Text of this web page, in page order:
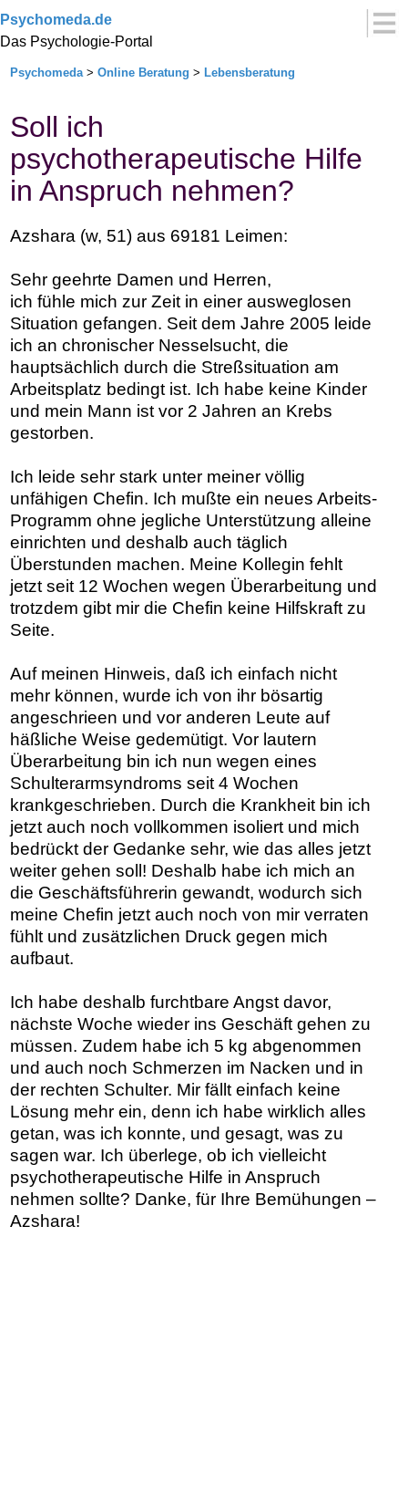
Psychomeda.de
Das Psychologie-Portal
Psychomeda>Online Beratung > Lebensberatung
Soll ich
psychotherapeutische Hilfe
in Anspruch nehmen?
Azshara (w, 51) aus 69181 Leimen:
Sehr geehrte Damen und Herren,
ich fühle mich zur Zeit in einer ausweglosen
Situation gefangen. Seit dem Jahre 2005 leide
ich an chronischer Nesselsucht, die
hauptsächlich durch die Streßsituation am
Arbeitsplatz bedingt ist. Ich habe keine Kinder
und mein Mann ist vor 2 Jahren an Krebs
gestorben.
Ich leide sehr stark unter meiner völlig
unfähigen Chefin. Ich mußte ein neues Arbeits-
Programm ohne jegliche Unterstützung alleine
einrichten und deshalb auch täglich
Überstunden machen. Meine Kollegin fehlt
jetzt seit 12 Wochen wegen Überarbeitung und
trotzdem gibt mir die Chefin keine Hilfskraft zu
Seite.
Auf meinen Hinweis, daß ich einfach nicht
mehr können, wurde ich von ihr bösartig
angeschrieen und vor anderen Leute auf
häßliche Weise gedemütigt. Vor lautern
Überarbeitung bin ich nun wegen eines
Schulterarmsyndroms seit 4 Wochen
krankgeschrieben. Durch die Krankheit bin ich
jetzt auch noch vollkommen isoliert und mich
bedrückt der Gedanke sehr, wie das alles jetzt
weiter gehen soll! Deshalb habe ich mich an
die Geschäftsführerin gewandt, wodurch sich
meine Chefin jetzt auch noch von mir verraten
fühlt und zusätzlichen Druck gegen mich
aufbaut.
Ich habe deshalb furchtbare Angst davor,
nächste Woche wieder ins Geschäft gehen zu
müssen. Zudem habe ich 5 kg abgenommen
und auch noch Schmerzen im Nacken und in
der rechten Schulter. Mir fällt einfach keine
Lösung mehr ein, denn ich habe wirklich alles
getan, was ich konnte, und gesagt, was zu
sagen war. Ich überlege, ob ich vielleicht
psychotherapeutische Hilfe in Anspruch
nehmen sollte? Danke, für Ihre Bemühungen –
Azshara!